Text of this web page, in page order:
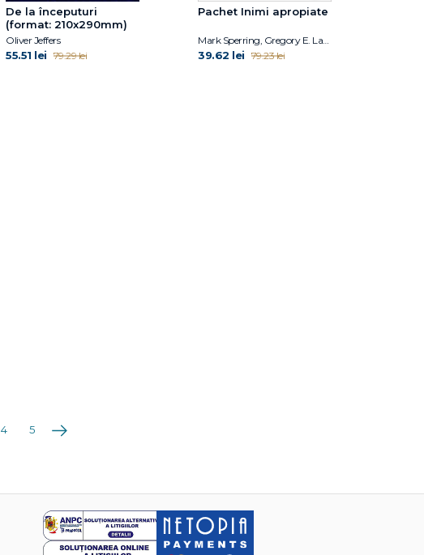
De la începuturi
(format: 210x290mm)
Oliver Jeffers
55.51 lei 79.29 lei
Pachet Inimi apropiate
39.62 lei 79.23 lei
4 5 Următoarea